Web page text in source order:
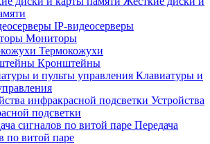
IP-видеосерверы
Мониторы
Термокожухи
Кронштейны
Клавиатуры и
Устройства
подсветки
Передача
по витой паре